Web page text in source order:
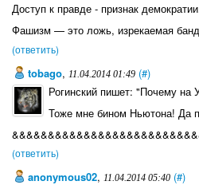
Доступ к правде - признак
Фашизм — это ложь, изрекаемая
(ответить)
tobago, 11.04.2014 01:49 (#)
Рогинский пишет: "Почему на
Тоже мне бином Ньютона!
(ответить)
anonymous02, 11.04.2014 05:40 (#)